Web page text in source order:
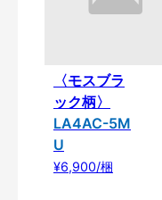
〈モスブラ
ック柄〉
LA4AC-5M
U
¥6,900/梱